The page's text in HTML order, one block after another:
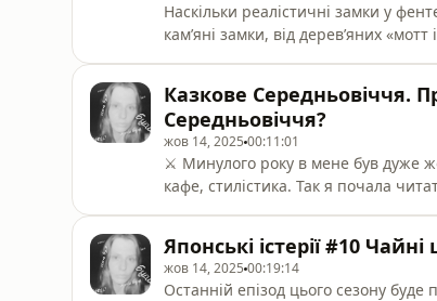
Наскільки реалістичні замки у фентезі? 🏰 У цьому епізоді розповідаю, як
кам’яні замки, від дерев’яних
Також, якщо сподобався епізод,
Казкове Середньовіччя.
Середньовіччя?
жов 14, 2025 00:11:01
⚔️ Минулого року в мене був дуже
кафе, стилістика. Так я почала
виникли усі ці кліше з лицарями,
Японські істерії #10 Чайні
жов 14, 2025 00:19:14
Останній епізод цього сезону буде про чай 🍵 Будемо говорити про